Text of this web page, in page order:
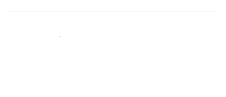
अपने जैसे मेज़बानों के साथ जुड़ें